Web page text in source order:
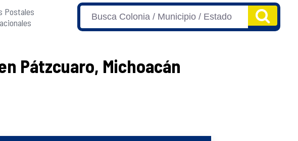
Postales
Pátzcuaro, Michoacán